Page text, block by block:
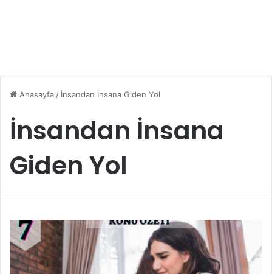
Anasayfa / İnsandan İnsana Giden Yol
İnsandan İnsana
Giden Yol